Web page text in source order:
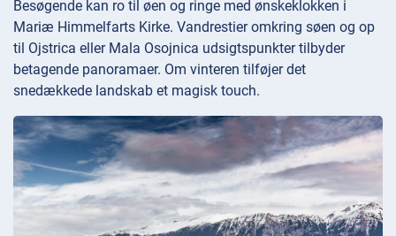
Besøgende kan ro til øen og ringe med ønskeklokken i
Mariæ Himmelfarts Kirke. Vandrestier omkring søen og op
til Ojstrica eller Mala Osojnica udsigtspunkter tilbyder
betagende panoramaer. Om vinteren tilføjer det
snedækkede landskab et magisk touch.